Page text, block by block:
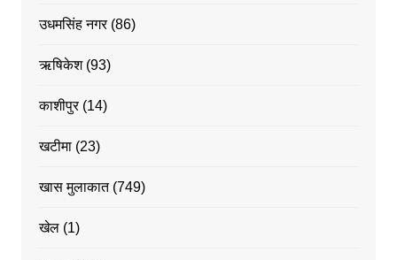
उधमसिंह नगर(86)
ऋषिकेश(93)
काशीपुर(14)
खटीमा(23)
खास मुलाकात(749)
खेल(1)